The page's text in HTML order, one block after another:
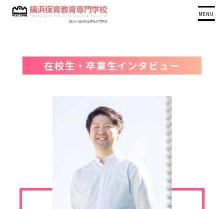
MENU
在校生・卒業生インタビュー